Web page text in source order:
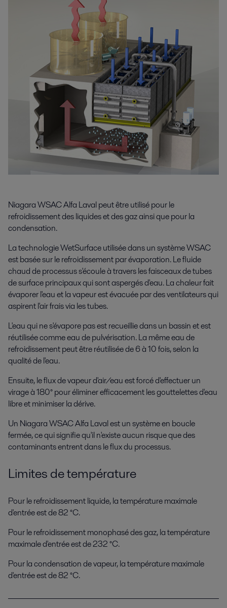
Niagara WSAC Alfa Laval peut être utilisé pour le
refroidissement des liquides et des gaz ainsi que pour la
condensation.
La technologie WetSurface utilisée dans un système WSAC
est basée sur le refroidissement par évaporation. Le fluide
chaud de processus s'écoule à travers les faisceaux de tubes
de surface principaux qui sont aspergés d'eau. La chaleur fait
évaporer l'eau et la vapeur est évacuée par des ventilateurs qui
aspirent l'air frais via les tubes.
L'eau qui ne s'évapore pas est recueillie dans un bassin et est
réutilisée comme eau de pulvérisation. La même eau de
refroidissement peut être réutilisée de 6 à 10 fois, selon la
qualité de l'eau.
Ensuite, le flux de vapeur d'air/eau est forcé d'effectuer un
virage à 180° pour éliminer efficacement les gouttelettes d'eau
libre et minimiser la dérive.
Un Niagara WSAC Alfa Laval est un système en boucle
fermée, ce qui signifie qu'il n'existe aucun risque que des
contaminants entrent dans le flux du processus.
Limites de température
Pour le refroidissement liquide, la température maximale
d'entrée est de 82 °C.
Pour le refroidissement monophasé des gaz, la température
maximale d'entrée est de 232 °C.
Pour la condensation de vapeur, la température maximale
d'entrée est de 82 °C.